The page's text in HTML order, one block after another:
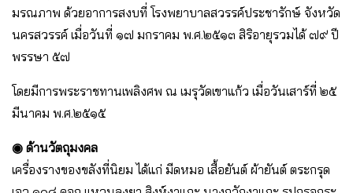
มรณภาพ ด้วยอาการสงบที่ โรงพยาบาลสวรรค์ประชารักษ์ จังหวัด
นครสวรรค์ เมื่อวันที่ ๑๗ มกราคม พ.ศ.๒๕๑๓ สิริอายุรวมได้ ๗๙ ปี
พรรษา ๕๗
โดยมีการพระราชทานเพลิงศพ ณ เมรุวัดเขาแก้ว เมื่อวันเสาร์ที่ ๒๕
มีนาคม พ.ศ.๒๕๑๕
◉ ด้านวัตถุมงคล
เครื่องรางของขลังที่นิยม ได้แก่ มีดหมอ เสื้อยันต์ ผ้ายันต์ ตระกรุด